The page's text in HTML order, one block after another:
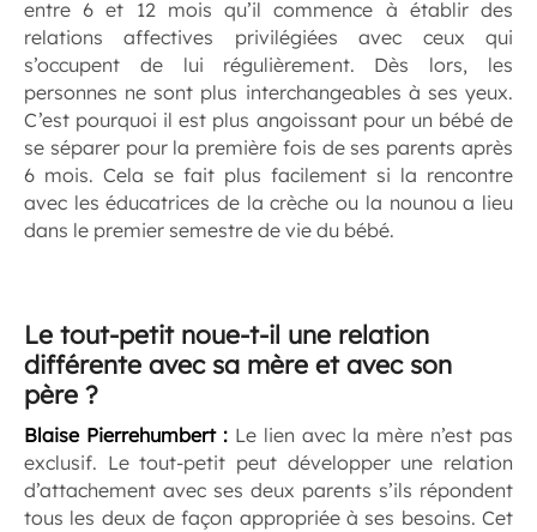
entre 6 et 12 mois qu’il commence à établir des
relations affectives privilégiées avec ceux qui
s’occupent de lui régulièrement. Dès lors, les
personnes ne sont plus interchangeables à ses yeux.
C’est pourquoi il est plus angoissant pour un bébé de
se séparer pour la première fois de ses parents après
6 mois. Cela se fait plus facilement si la rencontre
avec les éducatrices de la crèche ou la nounou a lieu
dans le premier semestre de vie du bébé.
Le tout-petit noue-t-il une relation
différente avec sa mère et avec son
père ?
Blaise Pierrehumbert: Le lien avec la mère n’est pas
exclusif. Le tout-petit peut développer une relation
d’attachement avec ses deux parents s’ils répondent
tous les deux de façon appropriée à ses besoins. Cet